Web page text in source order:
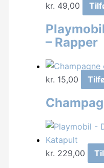
kr. 49,00
– Rapper
kr. 15,00
kr. 229,00